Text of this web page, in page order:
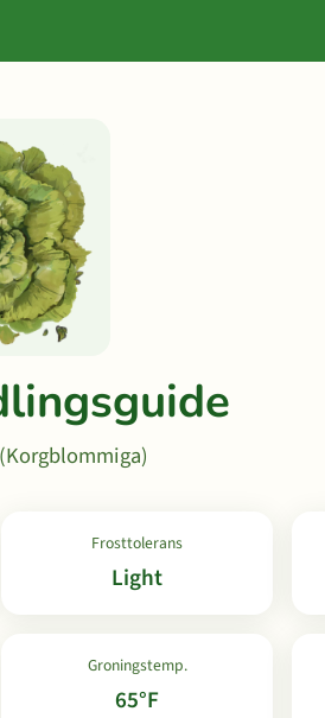
Frosttolerans
Light
Groningstemp.
65°F